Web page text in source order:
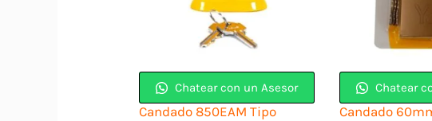
Chatear con un Asesor
Candado 850EAM Tipo
Chatear
Candado